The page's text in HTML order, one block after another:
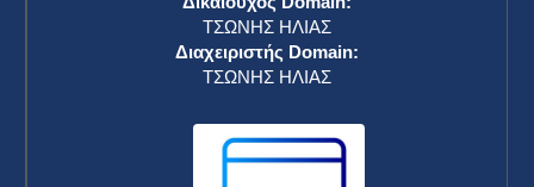
ΤΣΩΝΗΣ ΗΛΙΑΣ
Διαχειριστής Domain:
ΤΣΩΝΗΣ ΗΛΙΑΣ